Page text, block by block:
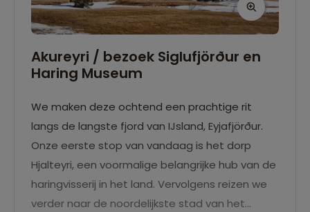
Akureyri / bezoek Siglufjörður en
Haring Museum
We maken deze ochtend een prachtige rit
langs de langste fjord van IJsland, Eyjafjörður.
Onze eerste stop van vandaag is het dorp
Hjalteyri, een voormalige belangrijke hub van de
haringvisserij in het land. Vervolgens reizen we
verder naar de noordelijkste stad van het